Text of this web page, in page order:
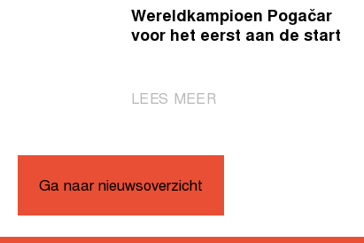
Wereldkampioen Pogačar
voor het eerst aan de start
LEES MEER|
Ga naar nieuwsoverzicht